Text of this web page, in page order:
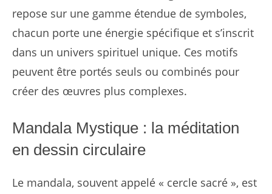
repose sur une gamme étendue de symboles,
chacun porte une énergie spécifique et s’inscrit
dans un univers spirituel unique. Ces motifs
peuvent être portés seuls ou combinés pour
créer des œuvres plus complexes.
Mandala Mystique : la méditation
en dessin circulaire
Le mandala, souvent appelé « cercle sacré », est